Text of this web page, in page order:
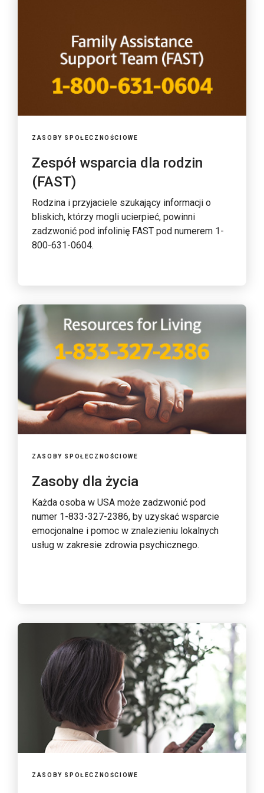
ZASOBY SPOŁECZNOŚCIOWE
Zespół wsparcia dla rodzin
(FAST)
Rodzina i przyjaciele szukający informacji o
bliskich, którzy mogli ucierpieć, powinni
zadzwonić pod infolinię FAST pod numerem 1-
800-631-0604.
ZASOBY SPOŁECZNOŚCIOWE
Zasoby dla życia
Każda osoba w USA może zadzwonić pod
numer 1-833-327-2386, by uzyskać wsparcie
emocjonalne i pomoc w znalezieniu lokalnych
usług w zakresie zdrowia psychicznego.
ZASOBY SPOŁECZNOŚCIOWE